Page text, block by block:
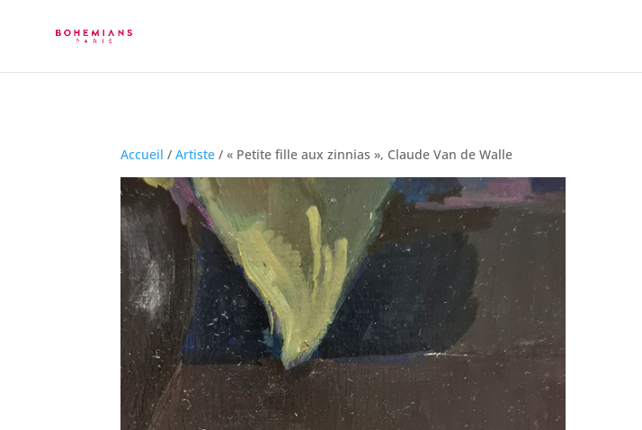
Accueil /Artiste / « Petite fille aux zinnias », Claude Van de Walle